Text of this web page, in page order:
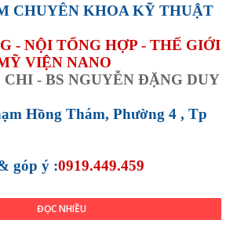
CHUYÊN KHOA KỸ THUẬT
- NỘI TỔNG HỢP - THẾ GIỚI
VIỆN NANO
CHI - BS NGUYỄN ĐẶNG DUY
Hồng Thám, Phường 4 , Tp
góp ý :0919.449.459
ĐỌC NHIỀU